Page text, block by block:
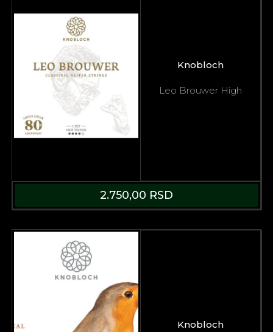
Knobloch
Leo Brouwer High
2.750,00 RSD
Knobloch